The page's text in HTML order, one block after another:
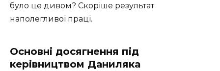
було це дивом? Скоріше результат
наполегливої праці.
Основні досягнення під
керівництвом Даниляка